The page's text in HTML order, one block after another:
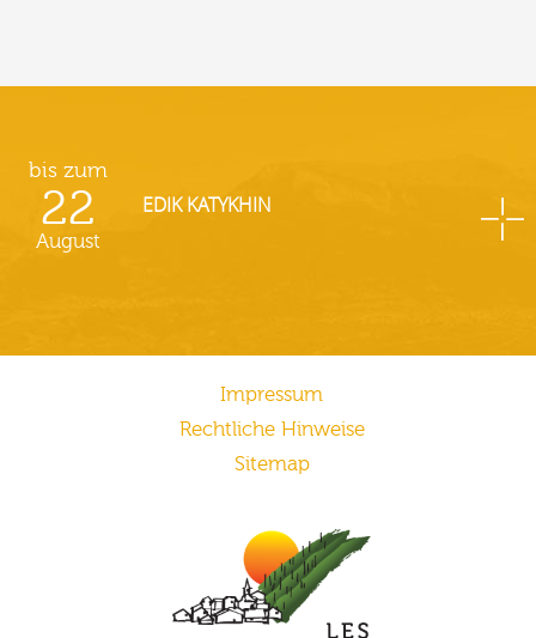
bis zum
22
August
EDIK KATYKHIN
Impressum
Rechtliche Hinweise
Sitemap